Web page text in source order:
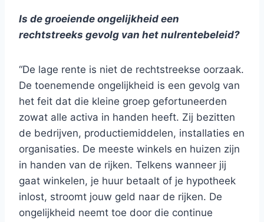
Is de groeiende ongelijkheid een
rechtstreeks gevolg van het nulrentebeleid?
“De lage rente is niet de rechtstreekse oorzaak.
De toenemende ongelijkheid is een gevolg van
het feit dat die kleine groep gefortuneerden
zowat alle activa in handen heeft. Zij bezitten
de bedrijven, productiemiddelen, installaties en
organisaties. De meeste winkels en huizen zijn
in handen van de rijken. Telkens wanneer jij
gaat winkelen, je huur betaalt of je hypotheek
inlost, stroomt jouw geld naar de rijken. De
ongelijkheid neemt toe door die continue